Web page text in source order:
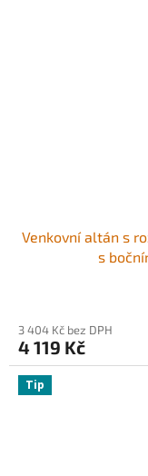
Venkovní altán s
s
3 404 Kč bez DPH
4 119 Kč
Tip